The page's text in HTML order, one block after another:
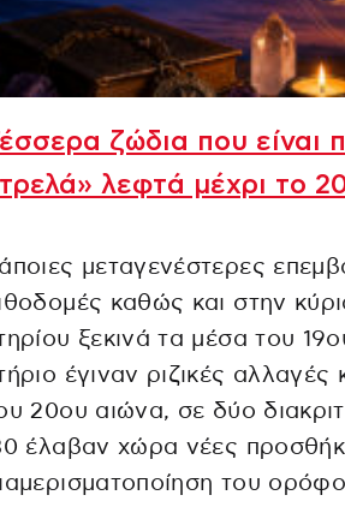
ζώδια που είναι
λεφτά μέχρι το
μεταγενέστερες
καθώς και στην
ξεκινά τα μέσα του
έγιναν ριζικές
20ου αιώνα, σε δύο
έλαβαν χώρα νέες
του